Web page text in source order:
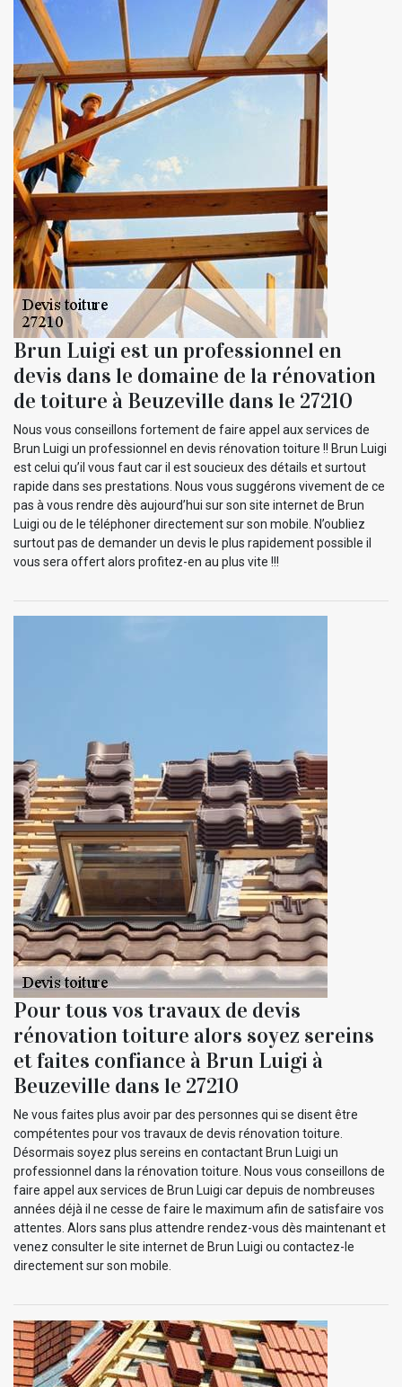
Brun Luigi est un professionnel en
devis dans le domaine de la rénovation
de toiture à Beuzeville dans le 27210
Nous vous conseillons fortement de faire appel aux services de
Brun Luigi un professionnel en devis rénovation toiture !! Brun Luigi
est celui qu’il vous faut car il est soucieux des détails et surtout
rapide dans ses prestations. Nous vous suggérons vivement de ce
pas à vous rendre dès aujourd’hui sur son site internet de Brun
Luigi ou de le téléphoner directement sur son mobile. N’oubliez
surtout pas de demander un devis le plus rapidement possible il
vous sera offert alors profitez-en au plus vite !!!
Pour tous vos travaux de devis
rénovation toiture alors soyez sereins
et faites confiance à Brun Luigi à
Beuzeville dans le 27210
Ne vous faites plus avoir par des personnes qui se disent être
compétentes pour vos travaux de devis rénovation toiture.
Désormais soyez plus sereins en contactant Brun Luigi un
professionnel dans la rénovation toiture. Nous vous conseillons de
faire appel aux services de Brun Luigi car depuis de nombreuses
années déjà il ne cesse de faire le maximum afin de satisfaire vos
attentes. Alors sans plus attendre rendez-vous dès maintenant et
venez consulter le site internet de Brun Luigi ou contactez-le
directement sur son mobile.